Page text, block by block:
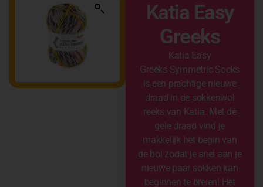
Katia Easy
Greeks
Katia Easy
Greeks Symmetric Socks
is een prachtige nieuwe
draad in de sokkenwol
reeks van Katia. Met de
gele draad vind je
makkelijk het begin van
de bol zodat je snel aan je
nieuwe paar sokken kan
beginnen te breien! Het